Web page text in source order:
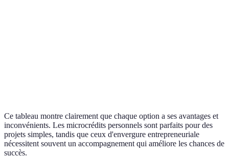
Ce tableau montre clairement que chaque option a ses avantages et
inconvénients. Les microcrédits personnels sont parfaits pour des
projets simples, tandis que ceux d'envergure entrepreneuriale
nécessitent souvent un accompagnement qui améliore les chances de
succès.